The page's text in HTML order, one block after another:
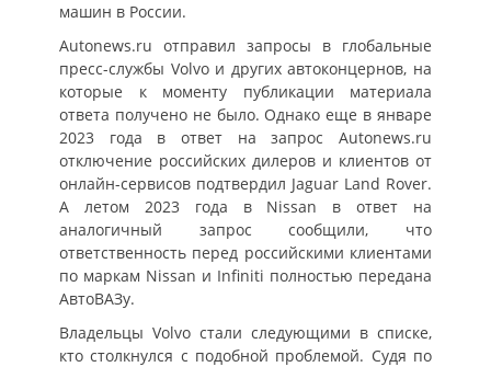
машин в России.
Autonews.ru отправил запросы в глобальные
пресс-службы Volvo и других автоконцернов, на
которые к моменту публикации материала
ответа получено не было. Однако еще в январе
2023 года в ответ на запрос Autonews.ru
отключение российских дилеров и клиентов от
онлайн-сервисов подтвердил Jaguar Land Rover.
А летом 2023 года в Nissan в ответ на
аналогичный запрос сообщили, что
ответственность перед российскими клиентами
по маркам Nissan и Infiniti полностью передана
АвтоВАЗу.
Владельцы Volvo стали следующими в списке,
кто столкнулся с подобной проблемой. Судя по